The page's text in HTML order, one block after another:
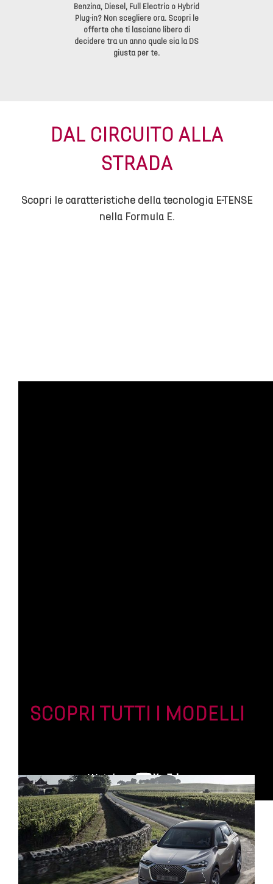
Benzina, Diesel, Full Electric o Hybrid
Plug-in? Non scegliere ora. Scopri le
offerte che ti lasciano libero di
decidere tra un anno quale sia la DS
giusta per te.
DAL CIRCUITO ALLA
STRADA
Scopri le caratteristiche della tecnologia E-TENSE
nella Formula E.
SCOPRI TUTTI I MODELLI